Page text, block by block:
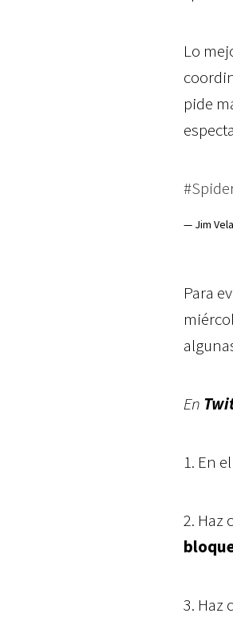
Lo
pide
— Jim
Para
En
1. En
2. Haz
3. Haz